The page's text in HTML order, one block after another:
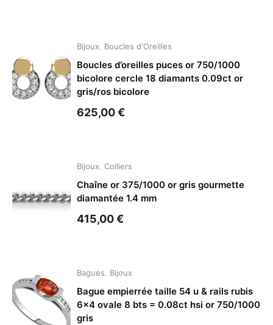
Bijoux Boucles d'Oreilles
Boucles d’oreilles puces or 750/1000
bicolore cercle 18 diamants 0.09ct or
gris/ros bicolore
625,00€
Bijoux Colliers
Chaîne or 375/1000 or gris gourmette
diamantée 1.4 mm
415,00€
Bagues Bijoux
Bague empierrée taille 54 u & rails rubis
6×4 ovale 8 bts = 0.08ct hsi or 750/1000
gris